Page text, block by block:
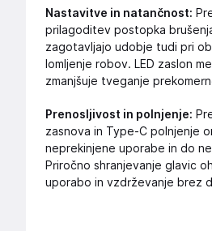
Nastavitve in natančnost:
prilagoditev postopka
zagotavljajo udobje tudi pri
lomljenje robov. LED zaslon
zmanjšuje tveganje
Prenosljivost in polnjenje:
zasnova in Type‑C polnjenje
neprekinjene uporabe in do
Priročno shranjevanje glavic
uporabo in vzdrževanje brez